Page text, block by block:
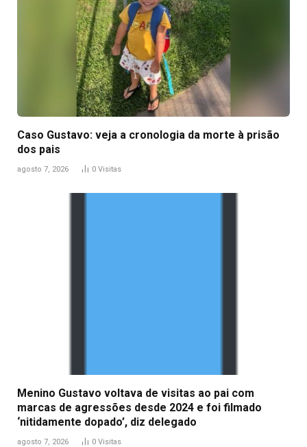
Caso Gustavo: veja a cronologia da morte à prisão
dos pais
agosto 7, 2026 0 Visitas
Menino Gustavo voltava de visitas ao pai com
marcas de agressões desde 2024 e foi filmado
‘nitidamente dopado’, diz delegado
agosto 7, 2026 0 Visitas